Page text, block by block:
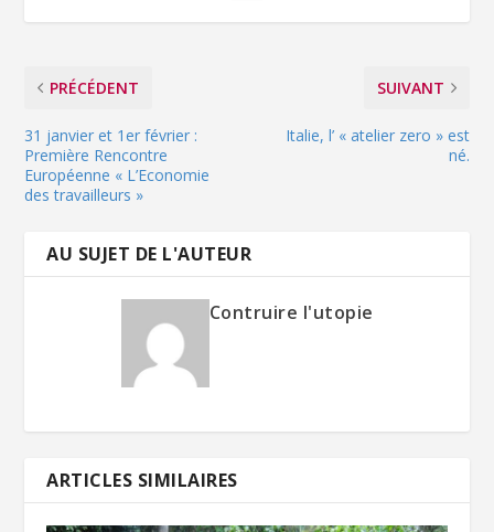
PRÉCÉDENT
31 janvier et 1er février :
Première Rencontre
Européenne « L’Economie
des travailleurs »
SUIVANT
Italie, l’ « atelier zero » est
né.
AU SUJET DE L'AUTEUR
Contruire l'utopie
ARTICLES SIMILAIRES